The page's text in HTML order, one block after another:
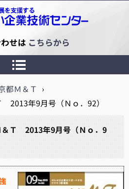
ーせは こちらから
都Ｍ＆Ｔ ›
2013年9月号（Ｎｏ．92）
＆Ｔ 2013年9月号（Ｎｏ．9